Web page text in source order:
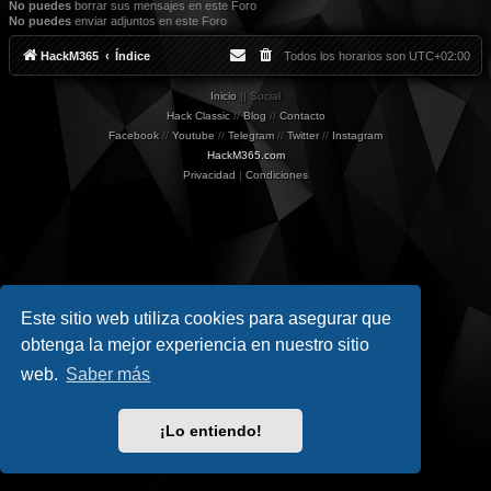
Este sitio web utiliza cookies para asegurar que
obtenga la mejor experiencia en nuestro sitio
web. Saber más
¡Lo entiendo!
No puedes borrar sus mensajes en este Foro
No puedes enviar adjuntos en este Foro
HackM365 Índice Todos los horarios son UTC+02:00
Inicio || Social
Hack Classic//Blog // Contacto
Facebook // Youtube // Telegram // Twitter// Instagram
HackM365.com
Privacidad | Condiciones